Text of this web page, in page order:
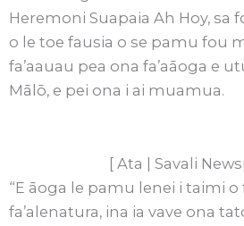
Heremoni Suapaia Ah Hoy, sa
o le toe fausia o se pamu fou
fa’aauau pea ona fa’aāoga e
Mālō, e pei ona i ai muamua.
[ Ata | Savali
“E āoga le pamu lenei i taimi o
fa’alenatura, ina ia vave ona